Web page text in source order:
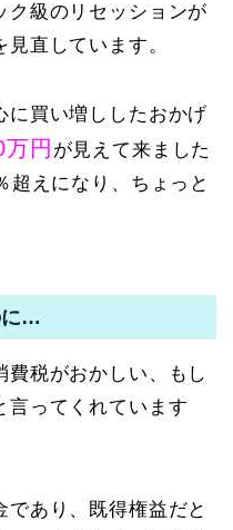
ク級のリセッションが
直しています。
に買い増ししたおかげ
円 が見えて来ました
超えになり、ちょっと
に…
費税がおかしい、もし
言ってくれています
あり、既得権益だと